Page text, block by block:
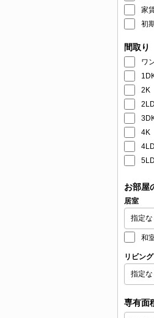
家
初
間取り
ワ
2K
4K
お部屋
居室
和
リビン
専有面